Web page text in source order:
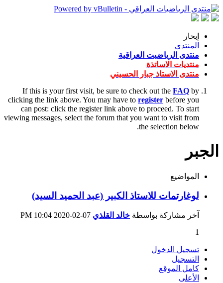
إبحار
المنتدى
منتدى الرياضيت العراقية
منتديات الاساتذة
منتدى الاستاذ جبار الحسيني
If this is your first visit, be sure to check out the FAQ by
clicking the link above. You may have to register before you
can post: click the register link above to proceed. To start
viewing messages, select the forum that you want to visit from
the selection below.
الجبر
المواضيع
لوغارتمات للاستاذ الكبير (عبد الحميد السيد)
آخر مشاركة بواسطة خالد القلذي
10:04 PM
1
تسجيل الدخول
التسجيل
كامل الموقع
الأعلى